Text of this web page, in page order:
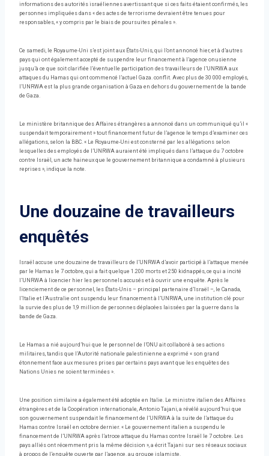
informations des autorités israéliennes avertissant que si ces faits étaient confirmés, les
personnes impliquées dans « des actes de terrorisme devraient être tenues pour
responsables, « y compris par le biais de poursuites pénales ».
Ce samedi, le Royaume-Uni s’est joint aux États-Unis, qui l’ont annoncé hier, et à d’autres
pays qui ont également accepté de suspendre leur financement à l’agence onusienne
jusqu’à ce que soit clarifiée l’éventuelle participation des travailleurs de l’UNRWA aux
attaques du Hamas qui ont commencé l’actuel Gaza. conflit. Avec plus de 30 000 employés,
l’UNRWA est la plus grande organisation à Gaza en dehors du gouvernement de la bande
de Gaza.
Le ministère britannique des Affaires étrangères a annoncé dans un communiqué qu’il «
suspendait temporairement » tout financement futur de l’agence le temps d’examiner ces
allégations, selon la BBC. « Le Royaume-Uni est consterné par les allégations selon
lesquelles des employés de l’UNRWA auraient été impliqués dans l’attaque du 7 octobre
contre Israël, un acte haineux que le gouvernement britannique a condamné à plusieurs
reprises », indique la note.
Une douzaine de travailleurs
enquêtés
Israël accuse une douzaine de travailleurs de l’UNRWA d’avoir participé à l’attaque menée
par le Hamas le 7 octobre, qui a fait quelque 1.200 morts et 250 kidnappés, ce qui a incité
l’UNRWA à licencier hier les personnels accusés et à ouvrir une enquête. Après le
licenciement de ce personnel, les États-Unis – principal partenaire d’Israël –, le Canada,
l’Italie et l’Australie ont suspendu leur financement à l’UNRWA, une institution clé pour
la survie des plus de 1,9 million de personnes déplacées laissées par la guerre dans la
bande de Gaza.
Le Hamas a nié aujourd’hui que le personnel de l’ONU ait collaboré à ses actions
militaires, tandis que l’Autorité nationale palestinienne a exprimé « son grand
étonnement face aux mesures prises par certains pays avant que les enquêtes des
Nations Unies ne soient terminées ».
Une position similaire a également été adoptée en Italie. Le ministre italien des Affaires
étrangères et de la Coopération internationale, Antonio Tajani, a révélé aujourd’hui que
son gouvernement suspendait le financement de l’UNRWA à la suite de l’attaque du
Hamas contre Israël en octobre dernier. « Le gouvernement italien a suspendu le
financement de l’UNRWA après l’atroce attaque du Hamas contre Israël le 7 octobre. Les
pays alliés ont récemment pris la même décision », a écrit Tajani sur ses réseaux sociaux
à propos de l’enquête ouverte par l’agence. au groupe islamiste.